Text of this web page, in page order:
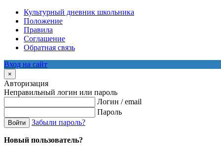
Культурный дневник школьника
Положение
Правила
Соглашение
Обратная связь
Вход на сайт
×
Авторизация
Неправильный логин или пароль
Логин / email
Пароль
Войти Забыли пароль?
Новый пользователь?